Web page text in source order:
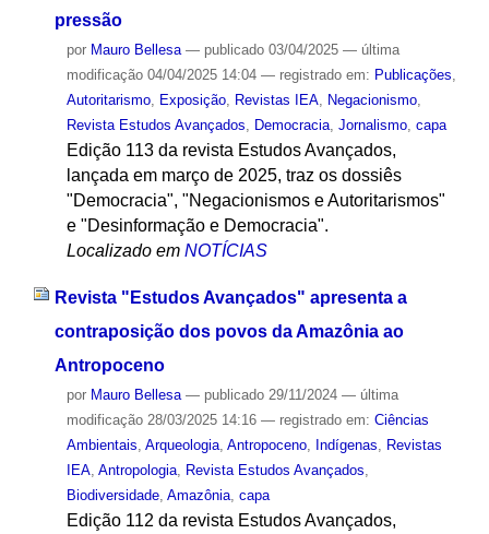
pressão
por Mauro Bellesa — publicado03/04/2025 — última
modificação04/04/2025 14:04 — registrado em: Publicações,
Autoritarismo, Exposição, Revistas IEA, Negacionismo,
Revista Estudos Avançados, Democracia, Jornalismo, capa
Edição 113 da revista Estudos Avançados,
lançada em março de 2025, traz os dossiês
"Democracia", "Negacionismos e Autoritarismos"
e "Desinformação e Democracia".
Localizado em NOTÍCIAS
Revista "Estudos Avançados" apresenta a
contraposição dos povos da Amazônia ao
Antropoceno
por Mauro Bellesa — publicado29/11/2024 — última
modificação28/03/2025 14:16 — registrado em: Ciências
Ambientais Arqueologia, Antropoceno, Indígenas
Revistas
IEA, Antropologia, Revista Estudos Avançados
Biodiversidade, Amazônia, capa
Edição 112 da revista Estudos Avançados,